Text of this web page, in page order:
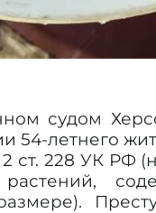
судом
54-летнего
ст. 228 УК РФ